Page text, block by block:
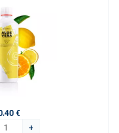
€
+